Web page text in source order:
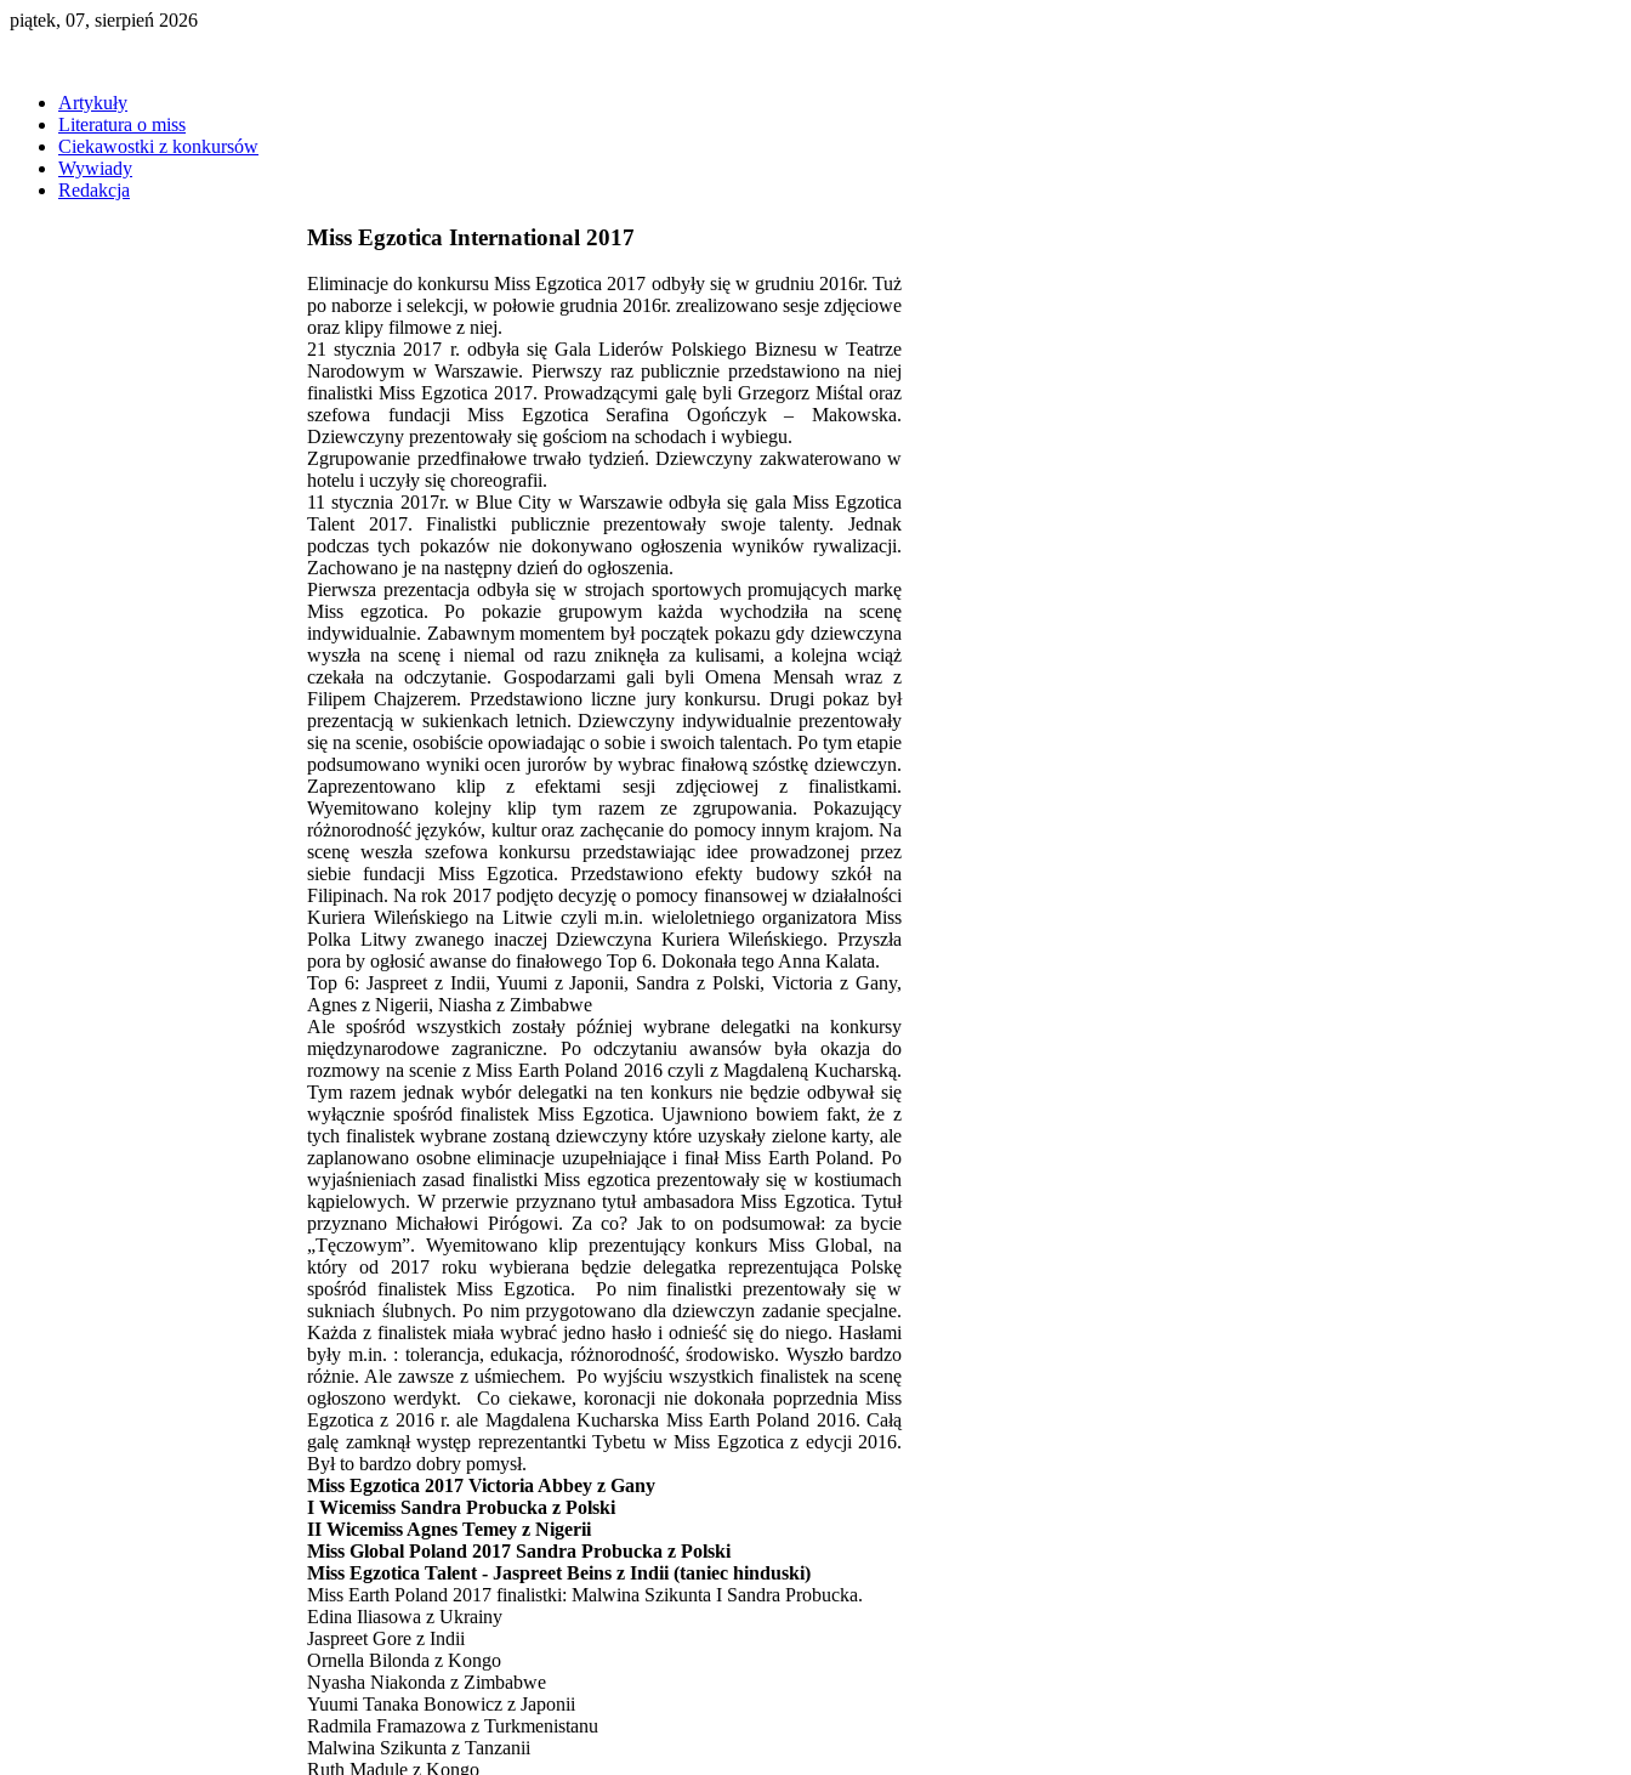
piątek, 07, sierpień 2026
Artykuły
Literatura o miss
Ciekawostki z konkursów
Wywiady
Redakcja
Miss Egzotica International 2017
Eliminacje do konkursu Miss Egzotica 2017 odbyły się w grudniu 2016r. Tuż
po naborze i selekcji, w połowie grudnia 2016r. zrealizowano sesje zdjęciowe
oraz klipy filmowe z niej.
21 stycznia 2017 r. odbyła się Gala Liderów Polskiego Biznesu w Teatrze
Narodowym w Warszawie. Pierwszy raz publicznie przedstawiono na niej
finalistki Miss Egzotica 2017. Prowadzącymi galę byli Grzegorz Miśtal oraz
szefowa fundacji Miss Egzotica Serafina Ogończyk – Makowska.
Dziewczyny prezentowały się gościom na schodach i wybiegu.
Zgrupowanie przedfinałowe trwało tydzień. Dziewczyny zakwaterowano w
hotelu i uczyły się choreografii.
11 stycznia 2017r. w Blue City w Warszawie odbyła się gala Miss Egzotica
Talent 2017. Finalistki publicznie prezentowały swoje talenty. Jednak
podczas tych pokazów nie dokonywano ogłoszenia wyników rywalizacji.
Zachowano je na następny dzień do ogłoszenia.
Pierwsza prezentacja odbyła się w strojach sportowych promujących markę
Miss egzotica. Po pokazie grupowym każda wychodziła na scenę
indywidualnie. Zabawnym momentem był początek pokazu gdy dziewczyna
wyszła na scenę i niemal od razu zniknęła za kulisami, a kolejna wciąż
czekała na odczytanie. Gospodarzami gali byli Omena Mensah wraz z
Filipem Chajzerem. Przedstawiono liczne jury konkursu. Drugi pokaz był
prezentacją w sukienkach letnich. Dziewczyny indywidualnie prezentowały
się na scenie, osobiście opowiadając o sobie i swoich talentach. Po tym etapie
podsumowano wyniki ocen jurorów by wybrac finałową szóstkę dziewczyn.
Zaprezentowano klip z efektami sesji zdjęciowej z finalistkami.
Wyemitowano kolejny klip tym razem ze zgrupowania. Pokazujący
różnorodność języków, kultur oraz zachęcanie do pomocy innym krajom. Na
scenę weszła szefowa konkursu przedstawiając idee prowadzonej przez
siebie fundacji Miss Egzotica. Przedstawiono efekty budowy szkół na
Filipinach. Na rok 2017 podjęto decyzję o pomocy finansowej w działalności
Kuriera Wileńskiego na Litwie czyli m.in. wieloletniego organizatora Miss
Polka Litwy zwanego inaczej Dziewczyna Kuriera Wileńskiego. Przyszła
pora by ogłosić awanse do finałowego Top 6. Dokonała tego Anna Kalata.
Top 6: Jaspreet z Indii, Yuumi z Japonii, Sandra z Polski, Victoria z Gany,
Agnes z Nigerii, Niasha z Zimbabwe
Ale spośród wszystkich zostały później wybrane delegatki na konkursy
międzynarodowe zagraniczne. Po odczytaniu awansów była okazja do
rozmowy na scenie z Miss Earth Poland 2016 czyli z Magdaleną Kucharską.
Tym razem jednak wybór delegatki na ten konkurs nie będzie odbywał się
wyłącznie spośród finalistek Miss Egzotica. Ujawniono bowiem fakt, że z
tych finalistek wybrane zostaną dziewczyny które uzyskały zielone karty, ale
zaplanowano osobne eliminacje uzupełniające i finał Miss Earth Poland. Po
wyjaśnieniach zasad finalistki Miss egzotica prezentowały się w kostiumach
kąpielowych. W przerwie przyznano tytuł ambasadora Miss Egzotica. Tytuł
przyznano Michałowi Pirógowi. Za co? Jak to on podsumował: za bycie
„Tęczowym”. Wyemitowano klip prezentujący konkurs Miss Global, na
który od 2017 roku wybierana będzie delegatka reprezentująca Polskę
spośród finalistek Miss Egzotica. Po nim finalistki prezentowały się w
sukniach ślubnych. Po nim przygotowano dla dziewczyn zadanie specjalne.
Każda z finalistek miała wybrać jedno hasło i odnieść się do niego. Hasłami
były m.in. : tolerancja, edukacja, różnorodność, środowisko. Wyszło bardzo
różnie. Ale zawsze z uśmiechem. Po wyjściu wszystkich finalistek na scenę
ogłoszono werdykt. Co ciekawe, koronacji nie dokonała poprzednia Miss
Egzotica z 2016 r. ale Magdalena Kucharska Miss Earth Poland 2016. Całą
galę zamknął występ reprezentantki Tybetu w Miss Egzotica z edycji 2016.
Był to bardzo dobry pomysł.
Miss Egzotica 2017 Victoria Abbey z Gany
I Wicemiss Sandra Probucka z Polski
II Wicemiss Agnes Temey z Nigerii
Miss Global Poland 2017 Sandra Probucka z Polski
Miss Egzotica Talent - Jaspreet Beins z Indii (taniec hinduski)
Miss Earth Poland 2017 finalistki: Malwina Szikunta I Sandra Probucka.
Edina Iliasowa z Ukrainy
Jaspreet Gore z Indii
Ornella Bilonda z Kongo
Nyasha Niakonda z Zimbabwe
Yuumi Tanaka Bonowicz z Japonii
Radmila Framazowa z Turkmenistanu
Malwina Szikunta z Tanzanii
Ruth Madule z Kongo